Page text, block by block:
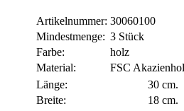
Artikelnummer: 30060100
Mindestmenge: 3 Stück
Farbe:
holz
Material:
FSC
Länge:
30 cm.
Breite:
18 cm.